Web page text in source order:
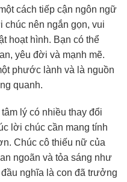
cách tiếp cận ngôn ngữ
chúc nên ngắn gọn, vui
hoạt hình. Bạn có thể
yêu đời và mạnh mẽ.
phước lành và là nguồn
quanh.
lý có nhiều thay đổi
lời chúc cần mang tính
Chúc cô thiếu nữ của
ngoãn và tỏa sáng như
nghĩa là con đã trưởng